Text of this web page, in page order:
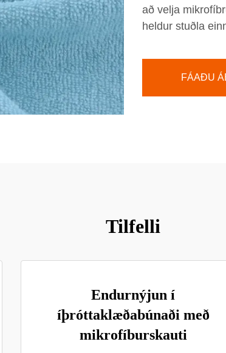
að velja
heldur stuðla
FÁAÐU
Tilfelli
Endurnýjun í
íþróttaklæðabúnaði með
mikrofíburskauti